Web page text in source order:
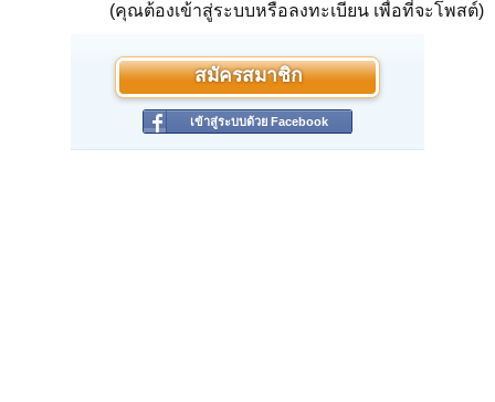
(คุณต้องเข้าสู่ระบบหรือลงทะเบียน เพื่อที่จะโพสต์)
สมัครสมาชิก
เข้าสู่ระบบด้วย Facebook